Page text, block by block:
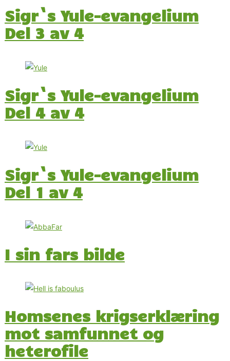
Sigr`s Yule-evangelium
Del 3 av 4
Sigr`s Yule-evangelium
Del 4 av 4
Sigr`s Yule-evangelium
Del 1 av 4
I sin fars bilde
Homsenes krigserklæring
mot samfunnet og
heterofile